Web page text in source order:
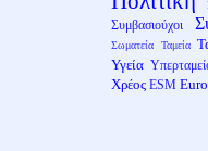
Συμβασιούχοι
Σωματεία Ταμεία
Υγεία
Χρέος ESM